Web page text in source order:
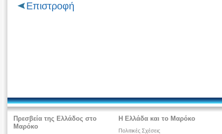
Επιστροφή
Πρεσβεία της Ελλάδος στο
Μαρόκο
Η Ελλάδα και το Μαρόκο
Πολιτικές Σχέσεις